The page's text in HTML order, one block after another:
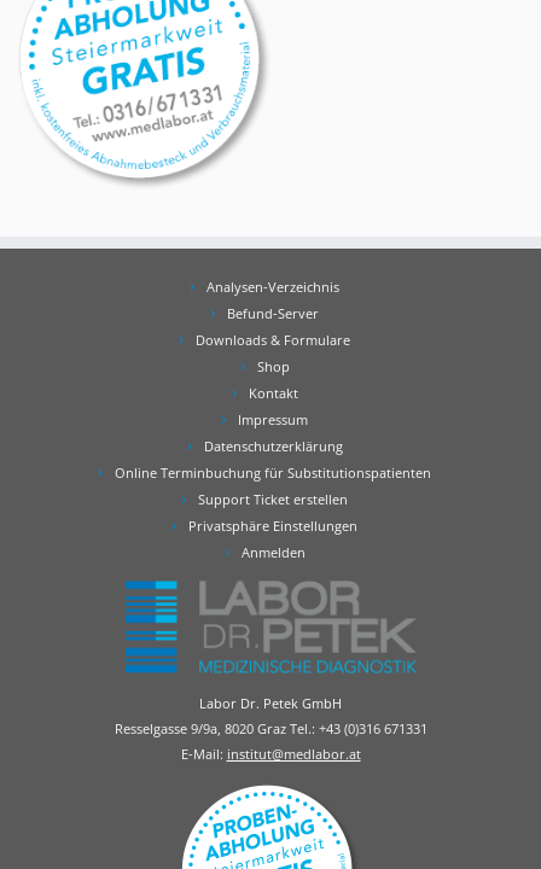
Analysen-Verzeichnis
Befund-Server
Downloads & Formulare
Shop
Kontakt
Impressum
Datenschutzerklärung
Online Terminbuchung für Substitutionspatienten
Support Ticket erstellen
Privatsphäre Einstellungen
Anmelden
Labor Dr. Petek GmbH
Resselgasse 9/9a, 8020 Graz Tel.: +43 (0)316 671331
E-Mail: institut@medlabor.at